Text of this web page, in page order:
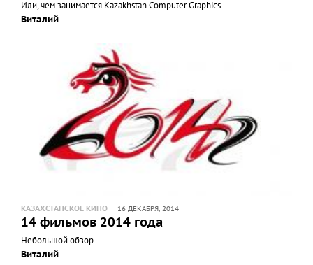
Или, чем занимается Kazakhstan Computer Graphics.
Виталий
КАЗАХСТАНСКОЕ КИНО 16 ДЕКАБРЯ, 2014
14 фильмов 2014 года
Небольшой обзор
Виталий